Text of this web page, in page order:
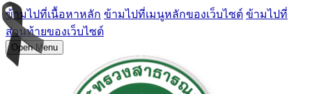
ข้ามไปที่เนื้อหาหลัก ข้ามไปที่เมนูหลักของเว็บไซต์ ข้ามไปที่
ส่วนท้ายของเว็บไซต์
Open Menu